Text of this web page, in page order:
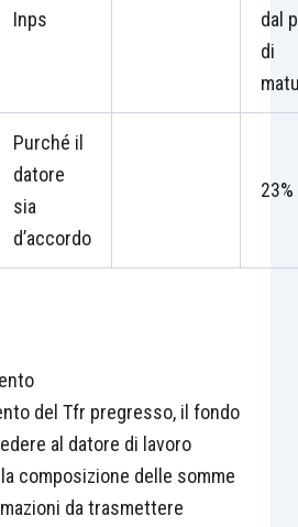
Inps
dal
di
Purché il
datore
sia
d’accordo
23%
del Tfr pregresso, il fondo
al datore di lavoro
composizione delle somme
da trasmettere